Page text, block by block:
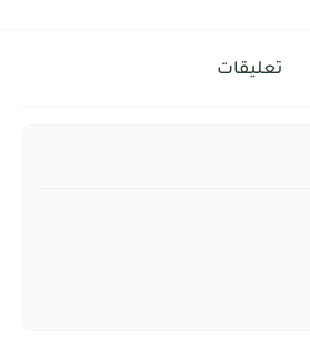
تعليقات